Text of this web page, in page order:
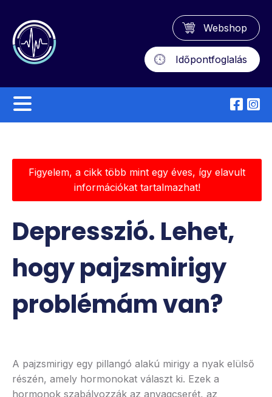
Webshop
Időpontfoglalás
Figyelem, a cikk több mint egy éves, így elavult
információkat tartalmazhat!
Depresszió. Lehet,
hogy pajzsmirigy
problémám van?
A pajzsmirigy egy pillangó alakú mirigy a nyak elülső
részén, amely hormonokat választ ki. Ezek a
hormonok szabályozzák az anyagcserét, az